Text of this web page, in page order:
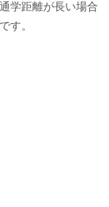
学距離が長い場合
す。